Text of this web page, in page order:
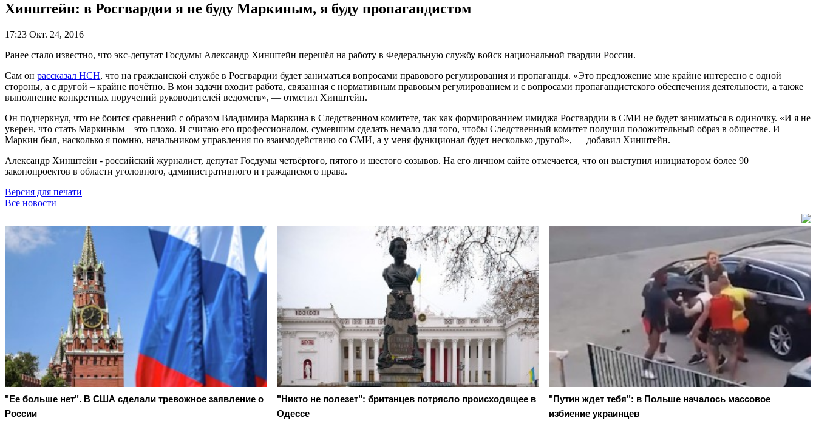
Хинштейн: в Росгвардии я не буду Маркиным, я буду пропагандистом
17:23 Окт. 24, 2016
Ранее стало известно, что экс-депутат Госдумы Александр Хинштейн перешёл на работу в Федеральную службу войск национальной гвардии России.
Сам он рассказал НСН, что на гражданской службе в Росгвардии будет заниматься вопросами правового регулирования и пропаганды. «Это предложение мне крайне интересно с одной
стороны, а с другой – крайне почётно. В мои задачи входит работа, связанная с нормативным правовым регулированием и с вопросами пропагандистского обеспечения деятельности, а также
выполнение конкретных поручений руководителей ведомств», — отметил Хинштейн.
Он подчеркнул, что не боится сравнений с образом Владимира Маркина в Следственном комитете, так как формированием имиджа Росгвардии в СМИ не будет заниматься в одиночку. «И я не
уверен, что стать Маркиным – это плохо. Я считаю его профессионалом, сумевшим сделать немало для того, чтобы Следственный комитет получил положительный образ в обществе. И
Маркин был, насколько я помню, начальником управления по взаимодействию со СМИ, а у меня функционал будет несколько другой», — добавил Хинштейн.
Александр Хинштейн - российский журналист, депутат Госдумы четвёртого, пятого и шестого созывов. На его личном сайте отмечается, что он выступил инициатором более 90
законопроектов в области уголовного, административного и гражданского права.
Версия для печати
Все новости
"Ее больше нет". В США сделали тревожное заявление о
России
"Никто не полезет": британцев потрясло происходящее в
Одессе
"Путин ждет тебя": в Польше началось массовое
избиение украинцев